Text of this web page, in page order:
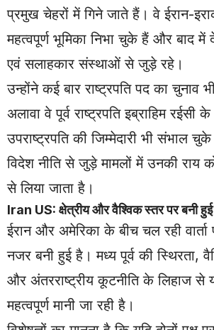
प्रमुख चेहरों में गिने जाते हैं। वे ईरान-
महत्वपूर्ण भूमिका निभा चुके हैं और बाद में
एवं सलाहकार संस्थाओं से जुड़े रहे।
उन्होंने कई बार राष्ट्रपति पद का चुनाव
अलावा वे पूर्व राष्ट्रपति इब्राहिम रईसी
उपराष्ट्रपति की जिम्मेदारी भी संभाल
विदेश नीति से जुड़े मामलों में उनकी राय
से लिया जाता है।
Iran US: क्षेत्रीय और वैश्विक स्तर पर बनी
ईरान और अमेरिका के बीच चल रही वार्ता
नजर बनी हुई है। मध्य पूर्व की स्थिरता,
और अंतरराष्ट्रीय कूटनीति के लिहाज से
महत्वपूर्ण मानी जा रही है।